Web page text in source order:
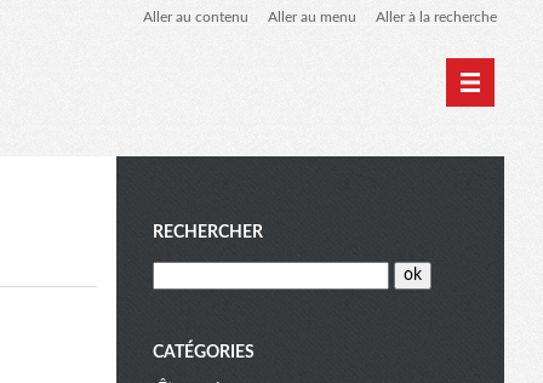
Aller au contenu Aller au menu Aller à la recherche
M
e
RECHERCHER
CATÉGORIES